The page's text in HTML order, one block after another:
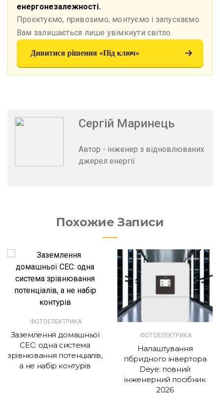
енергонезалежності.
Проєктуємо, привозимо, монтуємо і запускаємо.
Вам залишається лише увімкнути світло.
Дивитися рішення «Під ключ»
Сергій Маринець
Автор - інженер з відновлюваних
джерел енергії
Похожие Записи
ФОТОЕЛЕКТРИКА
Заземлення домашньої
СЕС: одна система
зрівнювання потенціалів,
а не набір контурів
ФОТОЕЛЕКТРИКА
Налаштування
гібридного інвертора
Deye: повний
інженерний посібник
2026